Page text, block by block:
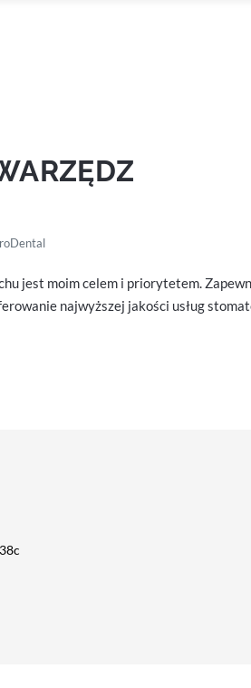
jest moim celem i priorytetem.
najwyższej jakości usług